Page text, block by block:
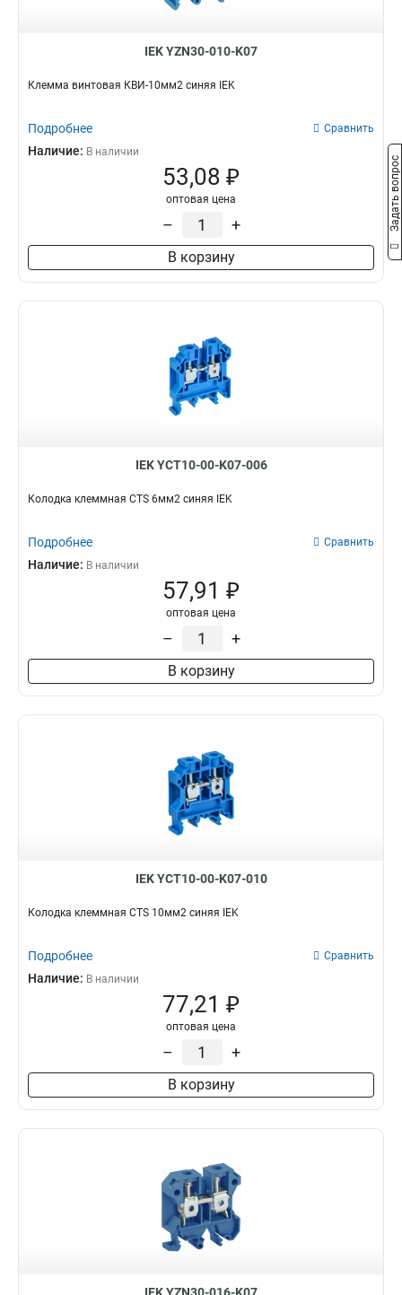
IEK YZN30-010-K07
Клемма винтовая КВИ-10мм2 синяя IEK
Подробнее Сравнить
Наличие: В наличии
53,08 ₽
оптовая цена
– +
В корзину
IEK YCT10-00-K07-006
Колодка клеммная CTS 6мм2 синяя IEK
Подробнее Сравнить
Наличие: В наличии
57,91 ₽
оптовая цена
– +
В корзину
IEK YCT10-00-K07-010
Колодка клеммная CTS 10мм2 синяя IEK
Подробнее Сравнить
Наличие: В наличии
77,21 ₽
оптовая цена
– +
В корзину
Задать вопрос